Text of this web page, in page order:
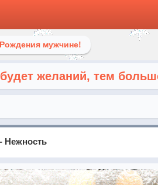
мужчине!
желаний, тем
Нежность